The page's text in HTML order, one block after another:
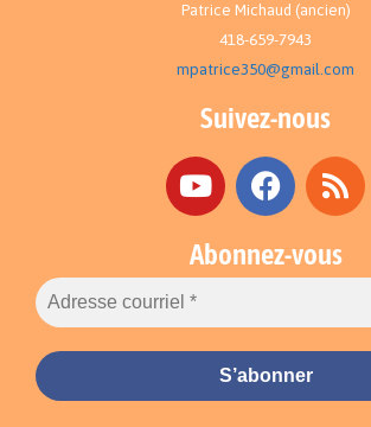
Patrice Michaud (ancien)
418-659-7943
mpatrice350@gmail.com
Suivez-nous
Abonnez-vous